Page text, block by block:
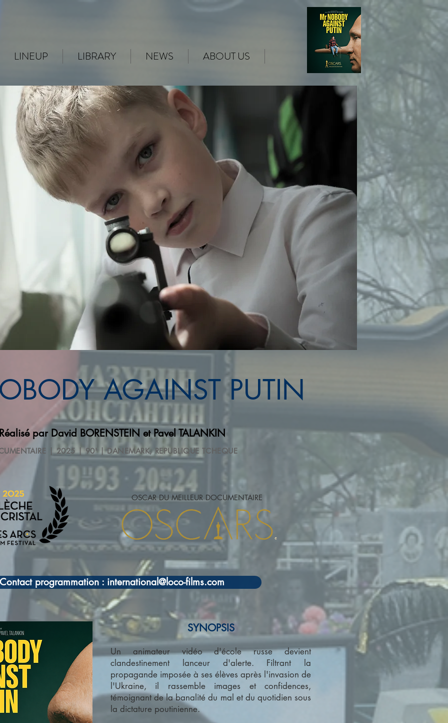
LINEUP LIBRARY NEWS ABOUT US
AGAINST PUTIN
par David BORENSTEIN et Pavel TALANKIN
| 2025 | 90' | DANEMARK, REPUBLIQUE TCHEQUE
OSCAR DU MEILLEUR DOCUMENTAIRE
programmation : international@loco-films.com​
SYNOPSIS
Un animateur vidéo d'école russe devient
clandestinement lanceur d'alerte. Filtrant la
propagande imposée à ses élèves après l'invasion de
l'Ukraine, il rassemble images et confidences,
témoignant de la banalité du mal et du quotidien sous
la dictature poutinienne.